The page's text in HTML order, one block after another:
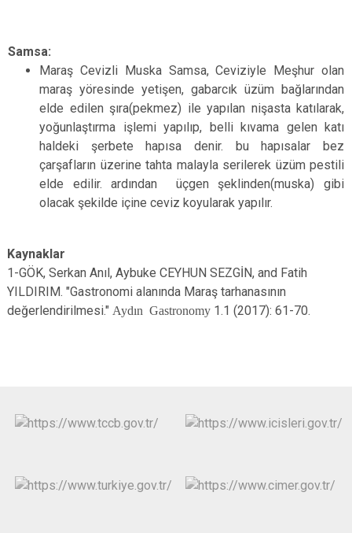
Samsa:
Maraş Cevizli Muska Samsa, Ceviziyle Meşhur olan
maraş yöresinde yetişen, gabarcık üzüm bağlarından
elde edilen şıra(pekmez) ile yapılan nişasta katılarak,
yoğunlaştırma işlemi yapılıp, belli kıvama gelen katı
haldeki şerbete hapısa denir. bu hapısalar bez
çarşafların üzerine tahta malayla serilerek üzüm pestili
elde edilir. ardından üçgen şeklinden(muska) gibi
olacak şekilde içine ceviz koyularak yapılır.
Kaynaklar
1-GÖK, Serkan Anıl, Aybuke CEYHUN SEZGİN, and Fatih
YILDIRIM. "Gastronomi alanında Maraş tarhanasının
değerlendirilmesi." Aydın Gastronomy 1.1 (2017): 61-70.